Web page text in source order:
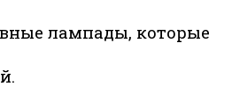
лампады, которые